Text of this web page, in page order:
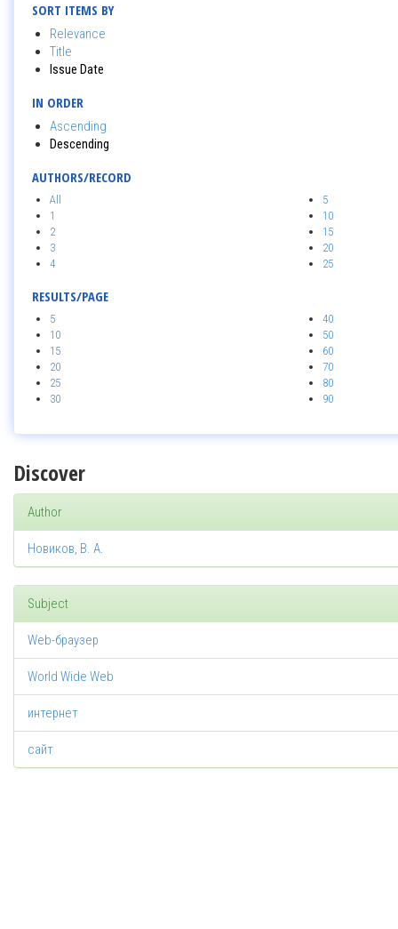
SORT ITEMS BY
Relevance
Title
Issue Date
IN ORDER
Ascending
Descending
AUTHORS/RECORD
All
1
2
3
4
5
10
15
20
25
RESULTS/PAGE
5
10
15
20
25
30
40
50
60
70
80
90
Discover
Author
Новиков, В. А.
Subject
Web-браузер
World Wide Web
интернет
сайт